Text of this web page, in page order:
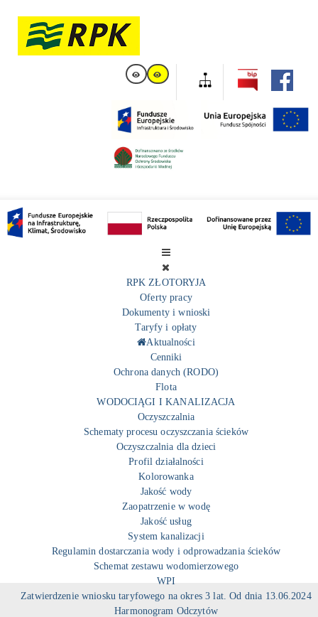
RPK ZŁOTORYJA
Oferty pracy
Dokumenty i wnioski
Taryfy i opłaty
Aktualności
Cenniki
Ochrona danych (RODO)
Flota
WODOCIĄGI I KANALIZACJA
Oczyszczalnia
Schematy procesu oczyszczania ścieków
Oczyszczalnia dla dzieci
Profil działalności
Kolorowanka
Jakość wody
Zaopatrzenie w wodę
Jakość usług
System kanalizacji
Regulamin dostarczania wody i odprowadzania ścieków
Schemat zestawu wodomierzowego
WPI
Zatwierdzenie wniosku taryfowego na okres 3 lat. Od dnia 13.06.2024
Harmonogram Odczytów